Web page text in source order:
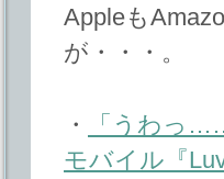
Appleも
が・・・。
・
「うわっ
モバイル『